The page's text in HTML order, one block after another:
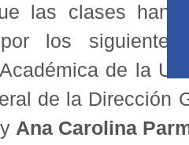
las clases han
por los
de la
de la Dirección
Ana Carolina